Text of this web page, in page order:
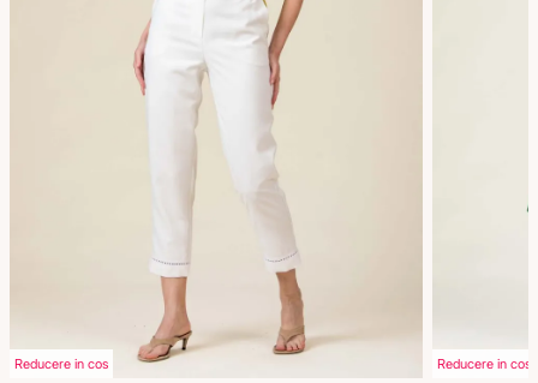
Reducere in cos Reducere in cos